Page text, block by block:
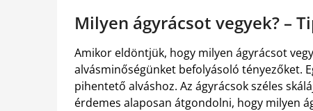
Milyen ágyrácsot vegyek? –
Amikor eldöntjük, hogy milyen ágyrácsot
alvásminőségünket befolyásoló tényezőket.
pihentető alváshoz. Az ágyrácsok széles
érdemes alaposan átgondolni, hogy milyen